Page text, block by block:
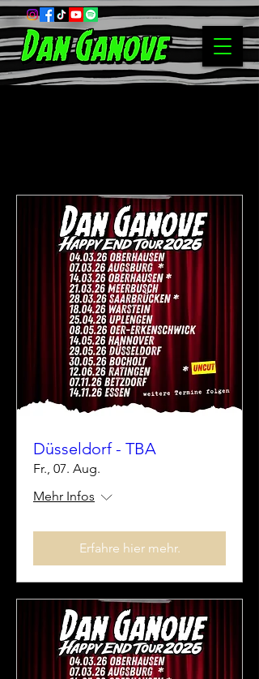
Düsseldorf - TBA
Fr., 07. Aug.
Mehr Infos
Erfahre hier mehr.